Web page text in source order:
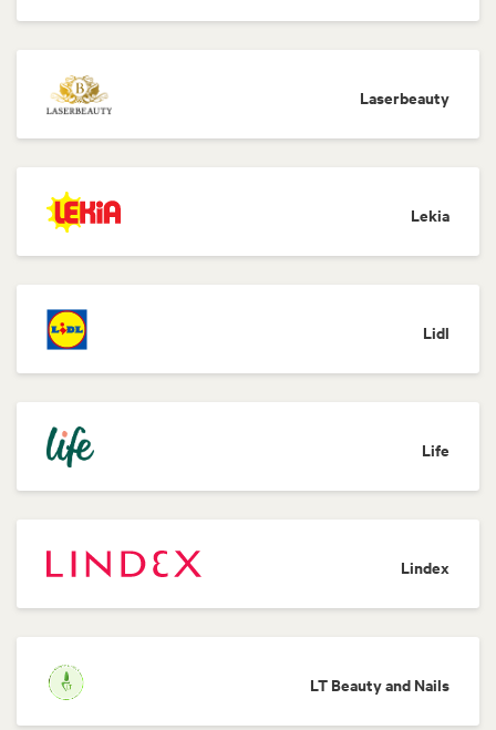
Laserbeauty
Lekia
Lidl
Life
Lindex
LT Beauty and Nails